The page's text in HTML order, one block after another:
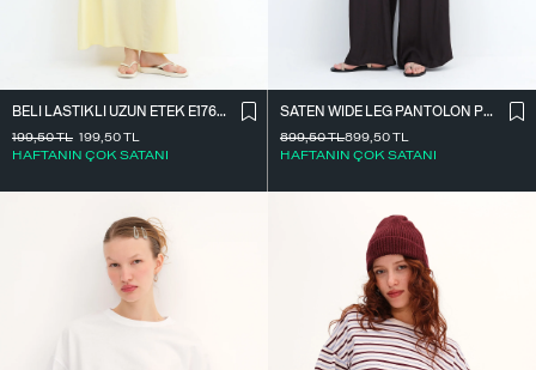
BELI LASTIKLI UZUN ETEK E17627
199,50TL
HAFTANIN ÇOK SATANI
199,50TL
SATEN WIDE LEG PANTOLON PN17298
899,50TL
HAFTANIN ÇOK SATANI
899,50TL